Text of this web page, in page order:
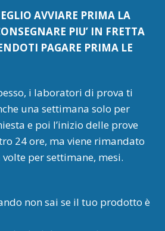
AVVIARE PRIMA LA
PIU’ IN FRETTA
PAGARE PRIMA LE
i laboratori di prova ti
una settimana solo per
e poi l’inizio delle prove
24 ore, ma viene rimandato
per settimane, mesi.
non sai se il tuo prodotto è